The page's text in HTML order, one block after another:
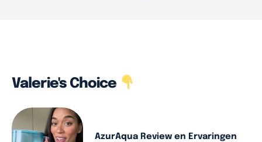
Valerie's Choice
AzurAqua Review en Ervaringen